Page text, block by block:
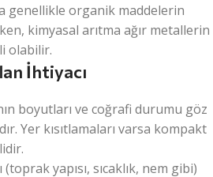
genellikle organik maddelerin
kimyasal arıtma ağır metallerin
olabilir.
İhtiyacı
boyutları ve coğrafi durumu göz
Yer kısıtlamaları varsa kompakt
yapısı, sıcaklık, nem gibi)